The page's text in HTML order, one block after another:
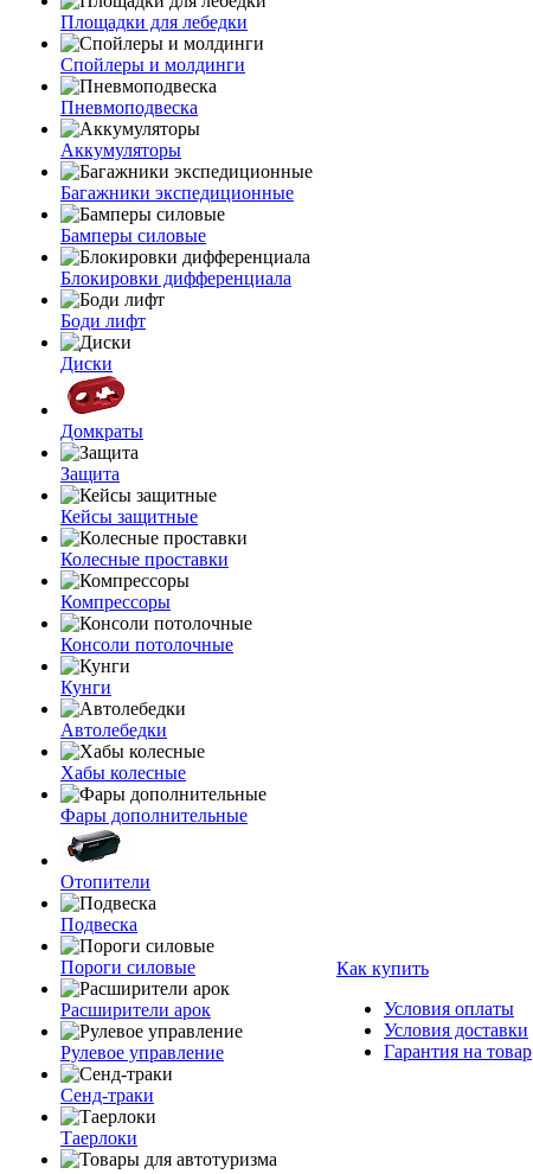
Площадки для лебедки
Спойлеры и молдинги
Пневмоподвеска
Аккумуляторы
Багажники экспедиционные
Бамперы силовые
Блокировки дифференциала
Боди лифт
Диски
Домкраты
Защита
Кейсы защитные
Колесные проставки
Компрессоры
Консоли потолочные
Кунги
Автолебедки
Хабы колесные
Фары дополнительные
Отопители
Подвеска
Пороги силовые
Расширители арок
Рулевое управление
Сенд-траки
Таерлоки
Как купить
Условия оплаты
Условия доставки
Гарантия на товар